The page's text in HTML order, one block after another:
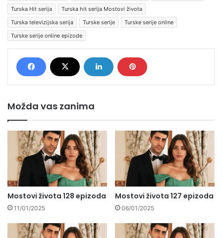
Turska Hit serija
Turska hit serija Mostovi života
Turska televizijska serija
Turske serije
Turske serije online
Turske serije online epizode
Možda vas zanima
Mostovi života 128 epizoda
11/01/2025
Mostovi života 127 epizoda
06/01/2025